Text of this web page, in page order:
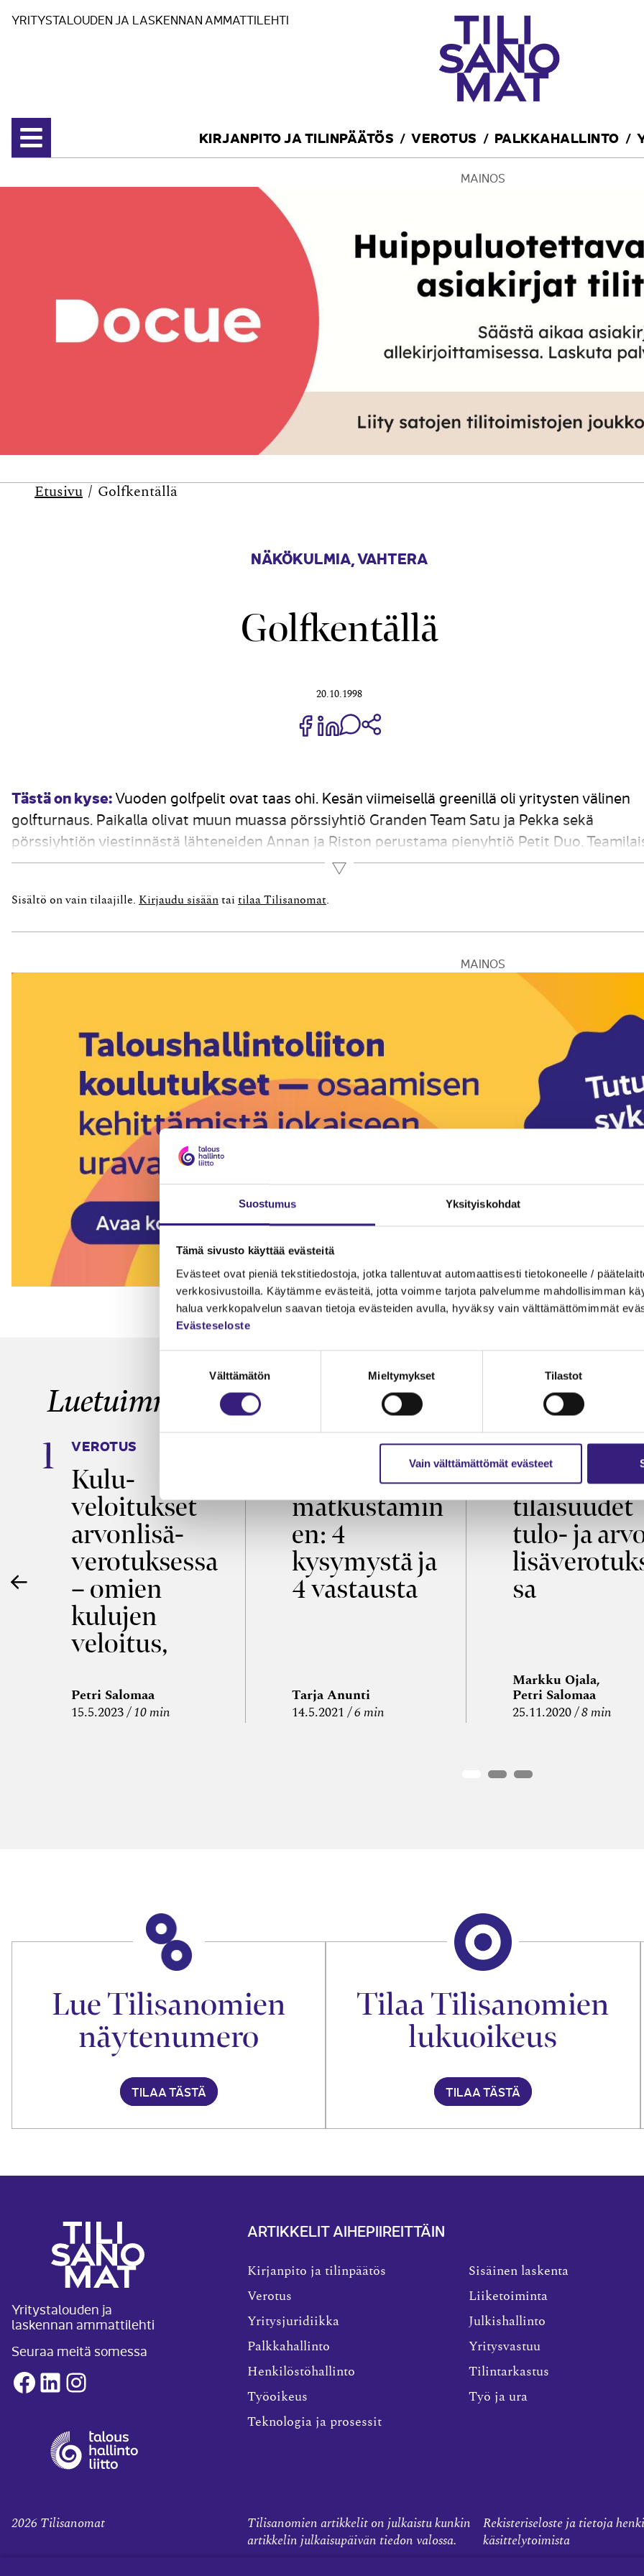
Suostumus Yksityiskohdat
Tämä sivusto käyttää evästeitä
Evästeet ovat pieniä tekstitiedostoja, jotka tallentuvat automaattisesti tietokoneelle /
verkkosivustoilla. Käytämme evästeitä, jotta voimme tarjota palvelumme mahdollisimman
halua verkkopalvelun saavan tietoja evästeiden avulla, hyväksy vain välttämättömimmät
Evästeseloste
Välttämätön Mieltymykset Tilastot
Vain välttämättömät evästeet
YRITYSTALOUDEN JA LASKENNAN AMMATTILEHTI
Avaa valikko
KIRJANPITO JA TILINPÄÄTÖS VEROTUS PALKKAHALLINTO
MAINOS
Etusivu Golfkentällä
NÄKÖKULMIA VAHTERA
Golfkentällä
20.10.1998
Jaa Share on Facebook
Jaa Share on LinkedIn
Jaa WhatsApp-viestinä
Tästä on kyse:Vuoden golfpelit ovat taas ohi. Kesän viimeisellä greenillä oli yritysten välinen
golfturnaus. Paikalla olivat muun muassa pörssiyhtiö Granden Team Satu ja Pekka sekä
pörssiyhtiön viestinnästä lähteneiden Annan ja Riston perustama pienyhtiö Petit Duo.
pelasivat yrityksen golfosakkeella, yritys maksoi vuosimaksut...
Lue lisää
Sisältö on vain tilaajille. Kirjaudu sisään tai tilaa Tilisanomat
MAINOS
Luetuimmat
VEROTUS
Kulu­
veloitukset
arvon­lisä­
verotuksessa
– omien
kulujen
veloitus,
edelleen­
veloitus ja
Petri Salomaa
15.5.2023 10 min
Työaikalaki ja
matkustamin
en: 4
kysymystä ja
4 vastausta
Tarja Anunti
14.5.2021
6 min
VEROTUS
Virkistys­
tilaisuudet
tulo- ja
sa
Markku Ojala,
Petri Salomaa
25.11.2020 8 min
Lue Tilisanomien
näytenumero
TILAA TÄSTÄ
Tilaa Tilisanomien
lukuoikeus
TILAA TÄSTÄ
Yritystalouden ja
laskennan ammattilehti
Seuraa meitä somessa
Facebook
LinkedInInstagram
ARTIKKELIT AIHEPIIREITTÄIN
Kirjanpito ja tilinpäätös
Verotus
Yritysjuridiikka
Palkkahallinto
Henkilöstöhallinto
Työoikeus
Teknologia ja prosessit
Sisäinen laskenta
Liiketoiminta
Julkishallinto
Yritysvastuu
Tilintarkastus
Työ ja ura
2026 Tilisanomat
Tilisanomien artikkelit on julkaistu kunkin
artikkelin julkaisupäivän tiedon valossa.
Rekisteriseloste ja tietoja
käsittelytoimista